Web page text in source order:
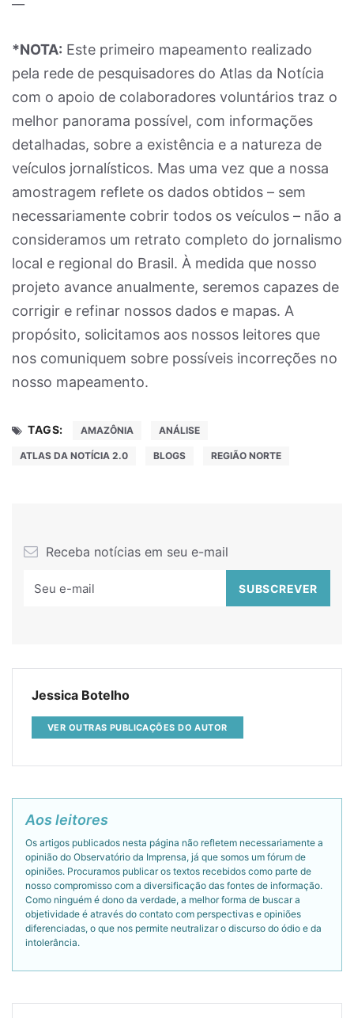
*NOTA: Este primeiro mapeamento realizado
pela rede de pesquisadores do Atlas da Notícia
com o apoio de colaboradores voluntários traz o
melhor panorama possível, com informações
detalhadas, sobre a existência e a natureza de
veículos jornalísticos. Mas uma vez que a nossa
amostragem reflete os dados obtidos – sem
necessariamente cobrir todos os veículos – não a
consideramos um retrato completo do jornalismo
local e regional do Brasil. À medida que nosso
projeto avance anualmente, seremos capazes de
corrigir e refinar nossos dados e mapas. A
propósito, solicitamos aos nossos leitores que
nos comuniquem sobre possíveis incorreções no
nosso mapeamento.
TAGS: AMAZÔNIA ANÁLISE
ATLAS DA NOTÍCIA 2.0 BLOGS REGIÃO NORTE
Receba notícias em seu e-mail
Jessica Botelho
VER OUTRAS PUBLICAÇÕES DO AUTOR
Aos leitores
Os artigos publicados nesta página não refletem necessariamente a
opinião do Observatório da Imprensa, já que somos um fórum de
opiniões. Procuramos publicar os textos recebidos como parte de
nosso compromisso com a diversificação das fontes de informação.
Como ninguém é dono da verdade, a melhor forma de buscar a
objetividade é através do contato com perspectivas e opiniões
diferenciadas, o que nos permite neutralizar o discurso do ódio e da
intolerância.